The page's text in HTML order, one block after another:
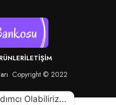
İLETIŞIM
Copyright © 2022
Olabiliriz...